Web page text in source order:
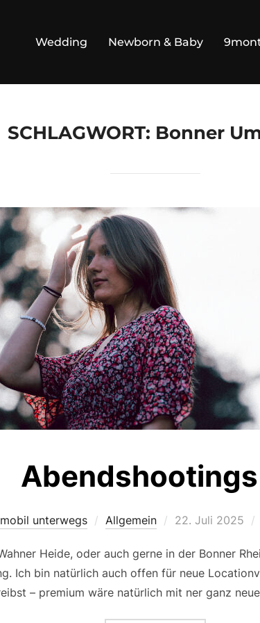
Wedding Newborn & Baby
SCHLAGWORT: Bonner
unterwegs Allgemein
Veröffentlicht
22. Juli 2025
Heide, oder auch gerne in der Bonner
Ich bin natürlich auch offen für neue
– premium wäre natürlich mit ner ganz